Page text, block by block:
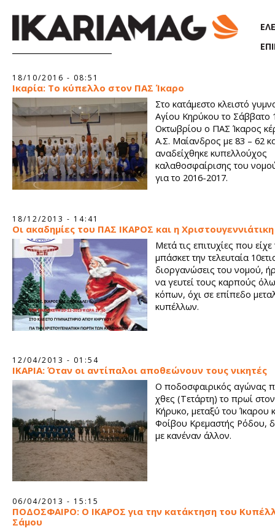
18/10/2016 - 08:51
Ικαρία: Το κύπελλο στον ΠΑΣ Ίκαρο
Στο κατάμεστο κλειστό
Αγίου Κηρύκου το Σάββατο
Οκτωβρίου ο ΠΑΣ Ίκαρος
Α.Σ. Μαίανδρος με 83 – 62
αναδείχθηκε κυπελλούχος
καλαθοσφαίρισης του
για το 2016-2017.
18/12/2013 - 14:41
Οι ακαδημίες του ΠΑΣ ΙΚΑΡΟΣ και η
Μετά τις επιτυχίες που
μπάσκετ την τελευταία
διοργανώσεις του νομού,
να γευτεί τους καρπούς
κόπων, όχι σε επίπεδο
κυπέλλων.
12/04/2013 - 01:54
ΙΚΑΡΙΑ: Όταν οι αντίπαλοι αποθεώνουν τους νικητές
Ο ποδοσφαιρικός αγώνας
χθες (Τετάρτη) το πρωί
Κήρυκο, μεταξύ του Ίκαρου
Φοίβου Κρεμαστής Ρόδου,
με κανέναν άλλον.
06/04/2013 - 15:15
ΠΟΔΟΣΦΑΙΡΟ: Ο ΙΚΑΡΟΣ για την κατάκτηση του
Σάμου